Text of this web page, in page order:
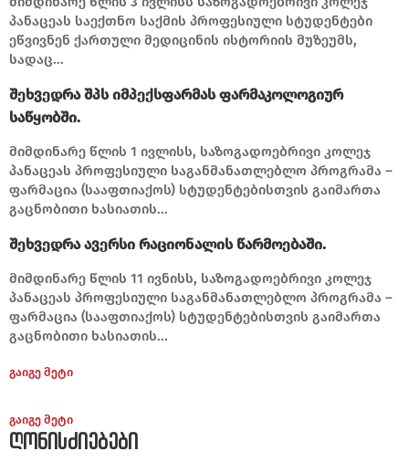
პანაცეას საექთნო საქმის პროფესიული სტუდენტები
ეწვივნენ ქართული მედიცინის ისტორიის მუზეუმს,
სადაც...
შეხვედრა შპს იმპექსფარმას ფარმაკოლოგიურ
საწყობში.
მიმდინარე წლის 1 ივლისს, საზოგადოებრივი კოლეჯ
პანაცეას პროფესიული საგანმანათლებლო პროგრამა –
ფარმაცია (სააფთიაქოს) სტუდენტებისთვის გაიმართა
გაცნობითი ხასიათის...
შეხვედრა ავერსი რაციონალის წარმოებაში.
მიმდინარე წლის 11 ივნისს, საზოგადოებრივი კოლეჯ
პანაცეას პროფესიული საგანმანათლებლო პროგრამა –
ფარმაცია (სააფთიაქოს) სტუდენტებისთვის გაიმართა
გაცნობითი ხასიათის...
გაიგე მეტი
გაიგე მეტი
ღონისძიებები